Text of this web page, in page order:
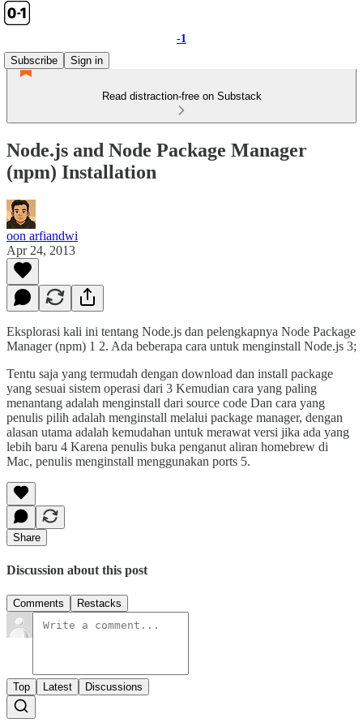
-1
Subscribe
Sign in
Read distraction-free on Substack
Node.js and Node Package Manager
(npm) Installation
oon arfiandwi
Apr 24, 2013
Eksplorasi kali ini tentang Node.js dan pelengkapnya Node Package
Manager (npm) 1 2. Ada beberapa cara untuk menginstall Node.js 3;
Tentu saja yang termudah dengan download dan install package
yang sesuai sistem operasi dari 3 Kemudian cara yang paling
menantang adalah menginstall dari source code Dan cara yang
penulis pilih adalah menginstall melalui package manager, dengan
alasan utama adalah kemudahan untuk merawat versi jika ada yang
lebih baru 4 Karena penulis buka penganut aliran homebrew di
Mac, penulis menginstall menggunakan ports 5.
Share
Discussion about this post
Comments Restacks
Top Latest Discussions